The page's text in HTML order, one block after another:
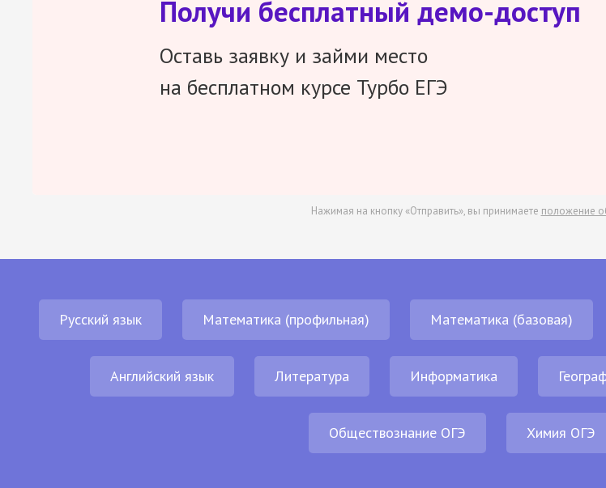
Получи бесплатный демо-доступ
Оставь заявку и займи место
на бесплатном курсе Турбо ЕГЭ
Нажимая на кнопку «Отправить», вы принимаете положение
Русский язык Математика (профильная) Математика (базовая)
Английский язык Литература Информатика
Обществознание ОГЭ Химия ОГЭ